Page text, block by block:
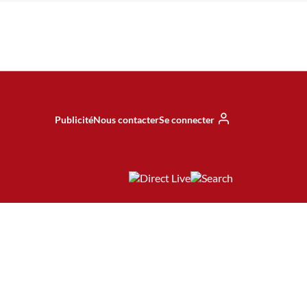
PublicitéNous contacterSe connecter